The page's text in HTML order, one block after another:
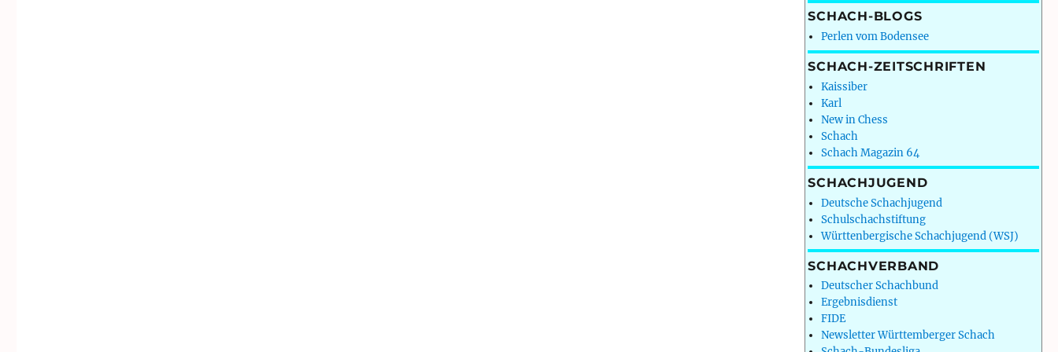
SCHACH-BLOGS
Perlen vom Bodensee
SCHACH-ZEITSCHRIFTEN
Kaissiber
Karl
New in Chess
Schach
Schach Magazin 64
SCHACHJUGEND
Deutsche Schachjugend
Schulschachstiftung
Württenbergische Schachjugend (WSJ)
SCHACHVERBAND
Deutscher Schachbund
Ergebnisdienst
FIDE
Newsletter Württemberger Schach